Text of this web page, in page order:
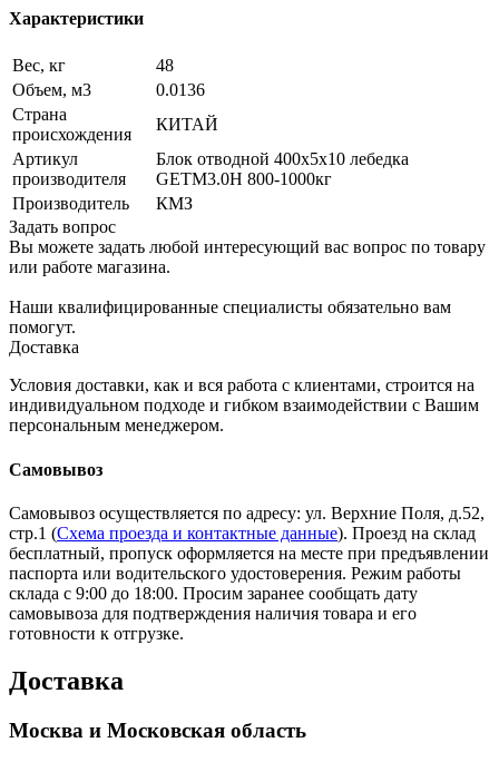
Характеристики
Вес, кг
48
Объем, м3
0.0136
Страна
происхождения
КИТАЙ
Артикул
производителя
Блок отводной 400х5х10 лебедка
GETM3.0H 800-1000кг
Производитель
КМЗ
Задать вопрос
Вы можете задать любой интересующий вас вопрос по товару
или работе магазина.
Наши квалифицированные специалисты обязательно вам
помогут.
Доставка
Условия доставки, как и вся работа с клиентами, строится на
индивидуальном подходе и гибком взаимодействии с Вашим
персональным менеджером.
Самовывоз
Самовывоз осуществляется по адресу: ул. Верхние Поля, д.52,
стр.1 (Схема проезда и контактные данные). Проезд на склад
бесплатный, пропуск оформляется на месте при предъявлении
паспорта или водительского удостоверения. Режим работы
склада с 9:00 до 18:00. Просим заранее сообщать дату
самовывоза для подтверждения наличия товара и его
готовности к отгрузке.
Доставка
Москва и Московская область